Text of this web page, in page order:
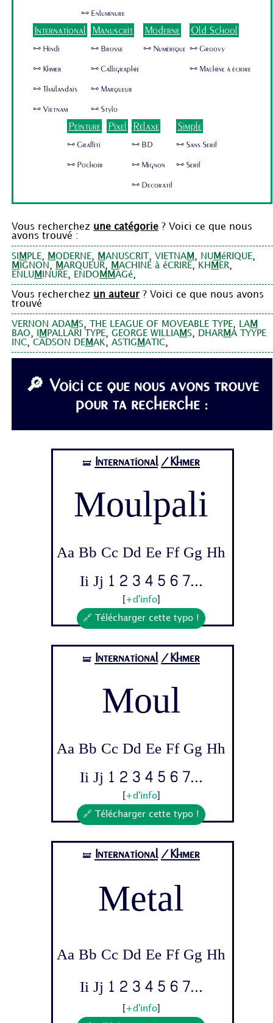
🜺 Enluminure
International
🜺 Hindi
🜺 Khmer
🜺 Thaïlandais
🜺 Vietnam
Manuscrit
🜺 Brosse
🜺 Calligraphie
🜺 Marqueur
🜺 Stylo
Moderne
🜺 Numérique
Old School
🜺 Groovy
🜺 Machine à écrire
Peinture
🜺 Graffiti
🜺 Pochoir
Pixel Relaxe
🜺 BD
🜺 Mignon
🜺 Decoratif
Simple
🜺 Sans Serif
🜺 Serif
Vous recherchez une catégorie ? Voici ce que nous
avons trouvé :
SI M PLE, MODERNE, MANUSCRIT ,VIETNA M , NU MéRIQUE,
M IGNON , MARQUEUR, MACHINE à éCRIRE, KH M ER,
ENLU M INURE, ENDO M MAGé,
Vous recherchez un auteur ? Voici ce que nous avons
trouvé
VERNON ADA MS, THE LEAGUE OF MOVEABLE TYPE, LA M
BAO, M PALLARI TYPE,GEORGE WILLIA MS, DHAR MA TYYPE
INC,CADSON DE MAK,ASTIG MATIC,
🔎 Voici ce que nous avons trouvé
pour ta recherche :
🝛 International /Khmer
Moulpali
Aa Bb Cc Dd Ee Ff Gg Hh
Ii Jj 1 2 3 4 5 6 7...
+d'info]
🔗 Télécharger cette typo !
🝛 International /Khmer
Moul
Aa Bb Cc Dd Ee Ff Gg Hh
Ii Jj 1 2 3 4 5 6 7...
+d'info]
🔗 Télécharger cette typo !
🝛 International /Khmer
Metal
Aa Bb Cc Dd Ee Ff Gg Hh
Ii Jj 1 2 3 4 5 6 7...
+d'info]